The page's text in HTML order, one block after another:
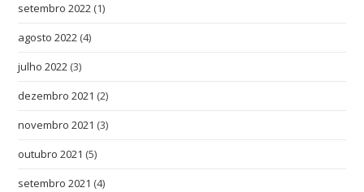
setembro 2022 (1)
agosto 2022 (4)
julho 2022 (3)
dezembro 2021 (2)
novembro 2021 (3)
outubro 2021 (5)
setembro 2021 (4)